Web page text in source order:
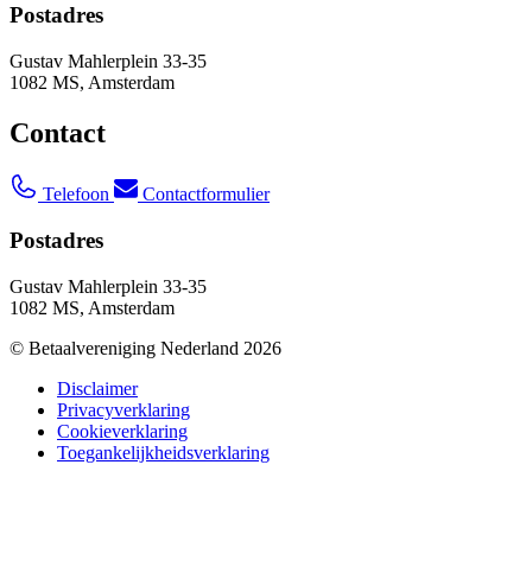
Postadres
Gustav Mahlerplein 33-35
1082 MS, Amsterdam
Contact
Telefoon Contactformulier
Postadres
Gustav Mahlerplein 33-35
1082 MS, Amsterdam
© Betaalvereniging Nederland 2026
Disclaimer
Privacyverklaring
Cookieverklaring
Toegankelijkheidsverklaring